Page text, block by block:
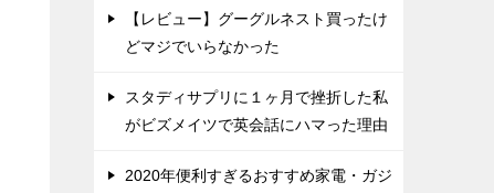
【レビュー】グーグルネスト買ったけ
どマジでいらなかった
スタディサプリに１ヶ月で挫折した私
がビズメイツで英会話にハマった理由
2020年便利すぎるおすすめ家電・ガジ